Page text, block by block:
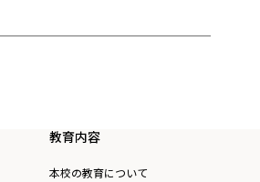
教育内容
本校の教育について